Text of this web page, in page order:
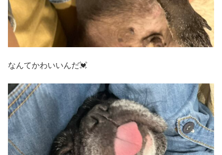
なんてかわいいんだ💓